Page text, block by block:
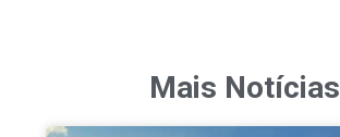
Mais Notícias